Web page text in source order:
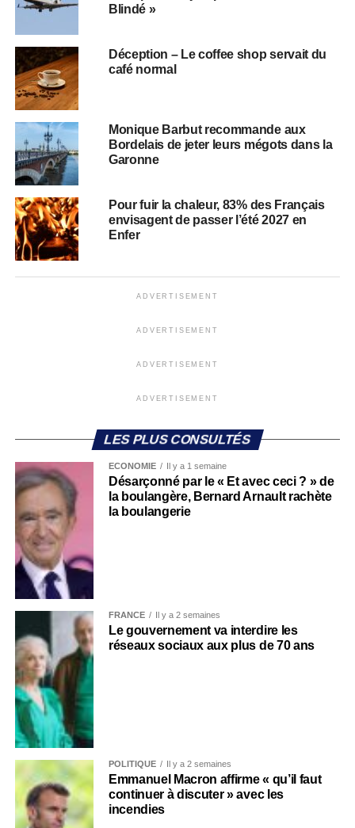
Blindé »
Déception – Le coffee shop servait du
café normal
Monique Barbut recommande aux
Bordelais de jeter leurs mégots dans la
Garonne
Pour fuir la chaleur, 83% des Français
envisagent de passer l’été 2027 en
Enfer
ADVERTISEMENT
ADVERTISEMENT
ADVERTISEMENT
ADVERTISEMENT
LES PLUS CONSULTÉS
ECONOMIE Il y a 1 semaine
Désarçonné par le « Et avec ceci ? » de
la boulangère, Bernard Arnault rachète
la boulangerie
FRANCE Il y a 2 semaines
Le gouvernement va interdire les
réseaux sociaux aux plus de 70 ans
POLITIQUE Il y a 2 semaines
Emmanuel Macron affirme « qu’il faut
continuer à discuter » avec les
incendies